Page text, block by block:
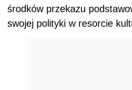
środków przekazu
swojej polityki w resorcie